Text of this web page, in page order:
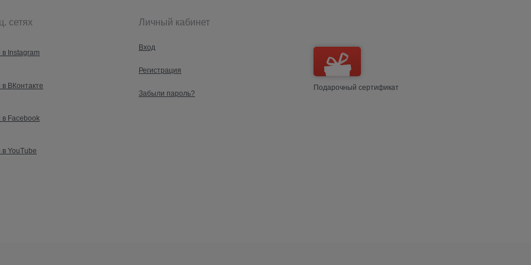
сетях
Instagram
ВКонтакте
Facebook
YouTube
Личный кабинет
Вход
Регистрация
Забыли пароль?
Подарочный сертификат